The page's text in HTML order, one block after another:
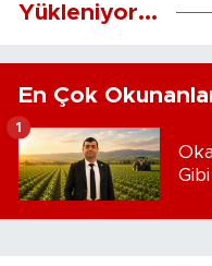
Yükleniyor...
En Çok
1